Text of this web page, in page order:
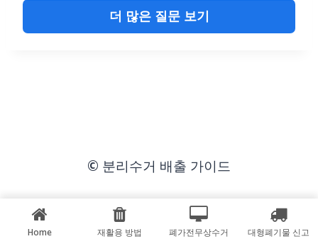
더 많은 질문 보기
© 분리수거 배출 가이드
Home 재활용 방법 폐가전무상수거 대형폐기물 신고